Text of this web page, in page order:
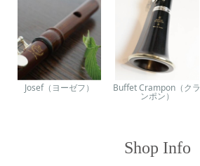
Josef（ヨーゼフ） Buffet Crampon（クラ
ンポン）
Shop Info